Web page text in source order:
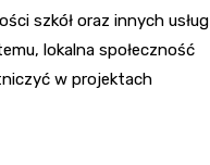
szkół oraz innych usług
lokalna społeczność
w projektach